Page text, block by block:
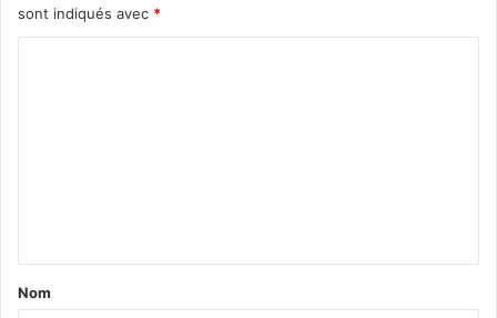
sont indiqués avec *
a
Nom